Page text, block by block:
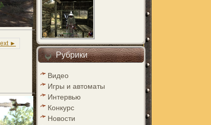
►
Рубрики
Видео
Игры и автоматы
Интервью
Конкурс
Новости